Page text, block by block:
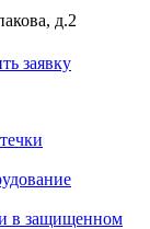
д.2
заявку
в защищенном